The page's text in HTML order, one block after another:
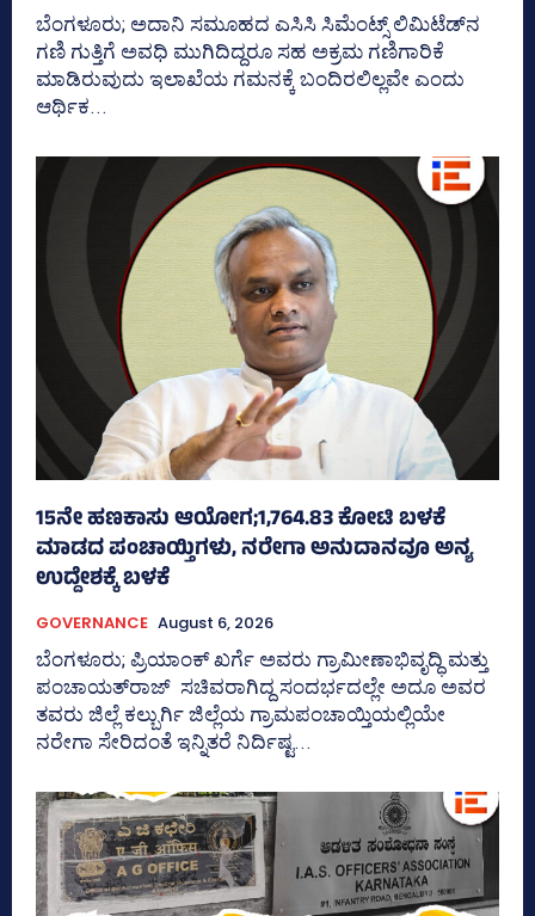
ಬೆಂಗಳೂರು; ಅದಾನಿ ಸಮೂಹದ ಎಸಿಸಿ ಸಿಮೆಂಟ್ಸ್‌ ಲಿಮಿಟೆಡ್‌ನ
ಗಣಿ ಗುತ್ತಿಗೆ ಅವಧಿ ಮುಗಿದಿದ್ದರೂ ಸಹ ಅಕ್ರಮ ಗಣಿಗಾರಿಕೆ
ಮಾಡಿರುವುದು ಇಲಾಖೆಯ ಗಮನಕ್ಕೆ ಬಂದಿರಲಿಲ್ಲವೇ ಎಂದು
ಆರ್ಥಿಕ...
15ನೇ ಹಣಕಾಸು ಆಯೋಗ;1,764.83 ಕೋಟಿ ಬಳಕೆ
ಮಾಡದ ಪಂಚಾಯ್ತಿಗಳು, ನರೇಗಾ ಅನುದಾನವೂ ಅನ್ಯ
ಉದ್ದೇಶಕ್ಕೆ ಬಳಕೆ
GOVERNANCE August 6, 2026
ಬೆಂಗಳೂರು; ಪ್ರಿಯಾಂಕ್‌ ಖರ್ಗೆ ಅವರು ಗ್ರಾಮೀಣಾಭಿವೃದ್ಧಿ ಮತ್ತು
ಪಂಚಾಯತ್‌ರಾಜ್‌ ಸಚಿವರಾಗಿದ್ದ ಸಂದರ್ಭದಲ್ಲೇ ಅದೂ ಅವರ
ತವರು ಜಿಲ್ಲೆ ಕಲ್ಬುರ್ಗಿ ಜಿಲ್ಲೆಯ ಗ್ರಾಮಪಂಚಾಯ್ತಿಯಲ್ಲಿಯೇ
ನರೇಗಾ ಸೇರಿದಂತೆ ಇನ್ನಿತರೆ ನಿರ್ದಿಷ್ಟ...